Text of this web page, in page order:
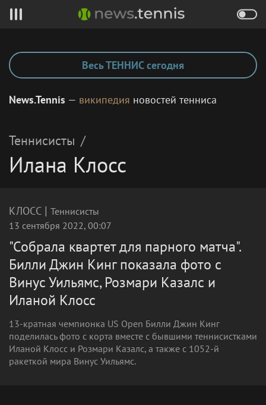
Весь ТЕННИС сегодня
News.Tennis — википедия новостей тенниса
Теннисисты /
Илана Клосс
КЛОСС | Теннисисты
13 сентября 2022, 00:07
"Собрала квартет для парного матча".
Билли Джин Кинг показала фото с
Винус Уильямс, Розмари Казалс и
Иланой Клосс
13-кратная чемпионка US Open Билли Джин Кинг
поделилась фото с корта вместе с бывшими теннисистками
Иланой Клосс и Розмари Казалс, а также с 1052-й
ракеткой мира Винус Уильямс.